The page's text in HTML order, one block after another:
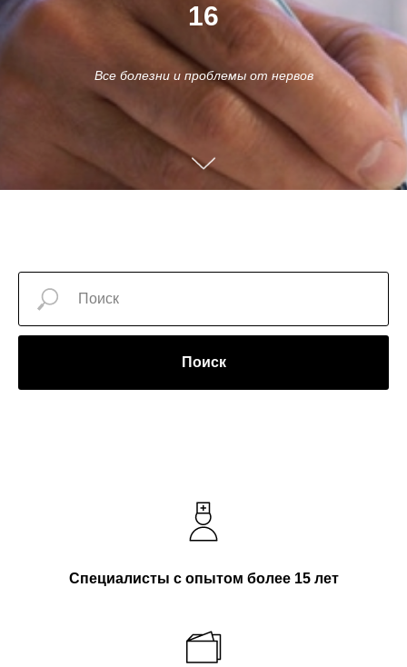
16
Все болезни и проблемы от нервов
Поиск
Специалисты с опытом более 15 лет